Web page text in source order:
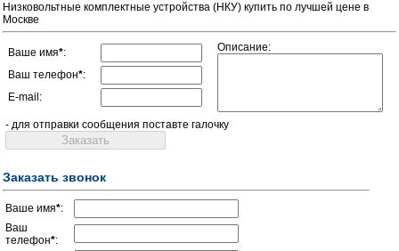
Низковольтные комплектные устройства (НКУ) купить по лучшей цене в
Москве
Ваше имя*:
Ваш телефон*:
E-mail:
Описание:
- для отправки сообщения поставте галочку
Заказать звонок
Ваше имя*:
Ваш
телефон*: